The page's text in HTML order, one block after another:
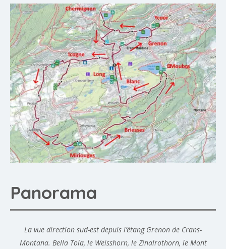
Panorama
La vue direction sud-est depuis l’étang Grenon de Crans-
Montana. Bella Tola, le Weisshorn, le Zinalrothorn, le Mont